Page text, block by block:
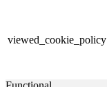
viewed_cookie_policy